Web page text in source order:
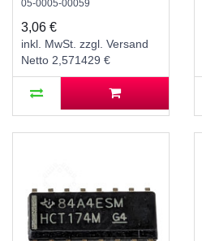
CMOS, -40..125 °C
05-0005-00059
3,06 €
inkl. MwSt. zzgl. Versand
Netto 2,571429 €